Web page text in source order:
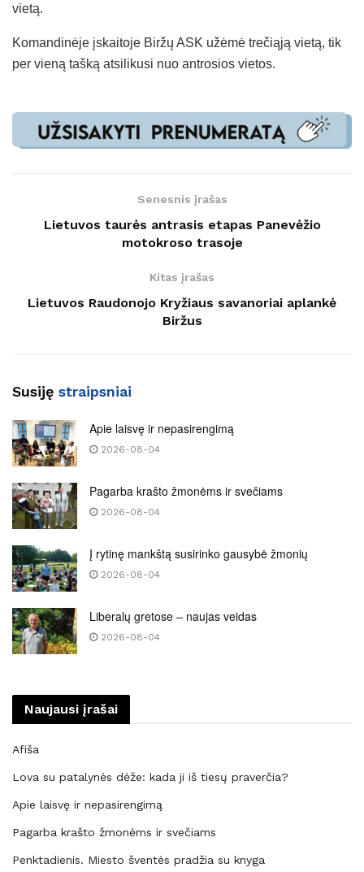
vietą.
Komandinėje įskaitoje Biržų ASK užėmė trečiąją vietą, tik
per vieną tašką atsilikusi nuo antrosios vietos.
Senesnis įrašas
Lietuvos taurės antrasis etapas Panevėžio
motokroso trasoje
Kitas įrašas
Lietuvos Raudonojo Kryžiaus savanoriai aplankė
Biržus
Susiję straipsniai
Apie laisvę ir nepasirengimą
2026-08-04
Pagarba krašto žmonėms ir svečiams
2026-08-04
Į rytinę mankštą susirinko gausybė žmonių
2026-08-04
Liberalų gretose – naujas veidas
2026-08-04
Naujausi įrašai
Afiša
Lova su patalynės dėže: kada ji iš tiesų praverčia?
Apie laisvę ir nepasirengimą
Pagarba krašto žmonėms ir svečiams
Penktadienis. Miesto šventės pradžia su knyga